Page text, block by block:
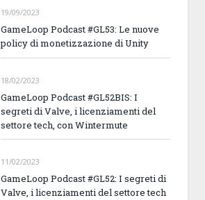
19/09/2023
GameLoop Podcast #GL53: Le nuove
policy di monetizzazione di Unity
18/02/2023
GameLoop Podcast #GL52BIS: I
segreti di Valve, i licenziamenti del
settore tech, con Wintermute
11/02/2023
GameLoop Podcast #GL52: I segreti di
Valve, i licenziamenti del settore tech